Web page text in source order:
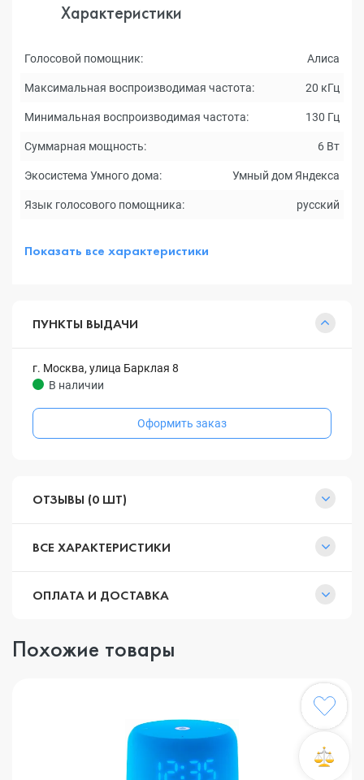
Характеристики
Голосовой помощник: Алиса
Максимальная воспроизводимая частота: 20 кГц
Минимальная воспроизводимая частота: 130 Гц
Суммарная мощность: 6 Вт
Экосистема Умного дома: Умный дом Яндекса
Язык голосового помощника: русский
Показать все характеристики
ПУНКТЫ ВЫДАЧИ
г. Москва, улица Барклая 8
В наличии
Оформить заказ
ОТЗЫВЫ (0 ШТ)
ВСЕ ХАРАКТЕРИСТИКИ
ОПЛАТА И ДОСТАВКА
Похожие товары